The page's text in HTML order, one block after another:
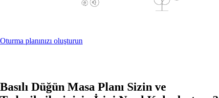
Oturma planınızı oluşturun
Basılı Düğün Masa Planı Sizin ve